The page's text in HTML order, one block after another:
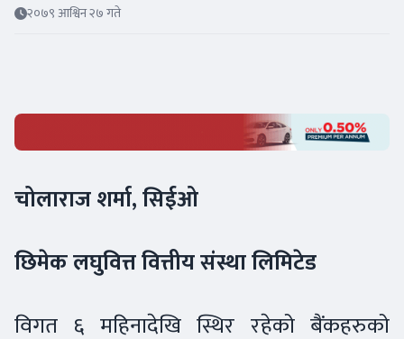
२०७९ आश्विन २७ गते
चोलाराज शर्मा, सिईओ
छिमेक लघुवित्त वित्तीय संस्था लिमिटेड
विगत ६ महिनादेखि स्थिर रहेको बैंकहरुको